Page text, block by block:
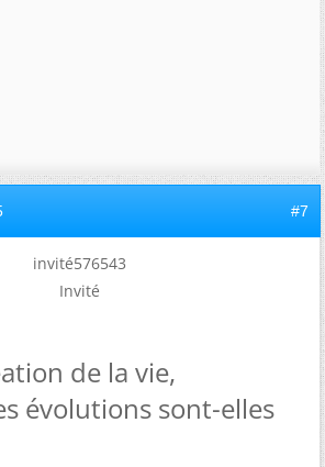
#7
invité576543
Invité
de la vie,
évolutions sont-elles